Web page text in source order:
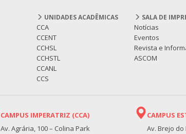
UNIDADES ACADÊMICAS
CCA
CCENT
CCHSL
CCHSTL
CCANL
CCS
SALA DE
Notícias
Eventos
Revista e
ASCOM
CAMPUS IMPERATRIZ (CCA)
Av. Agrária, 100 – Colina Park
CAMPUS
Av. Brejo do